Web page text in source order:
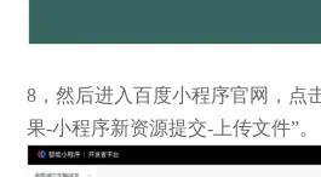
8，然后进入百度小程序官网，点
果-小程序新资源提交-上传文件”。